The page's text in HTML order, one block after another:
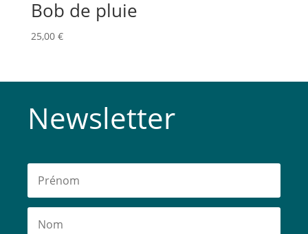
Bob de pluie
25,00 €
Newsletter